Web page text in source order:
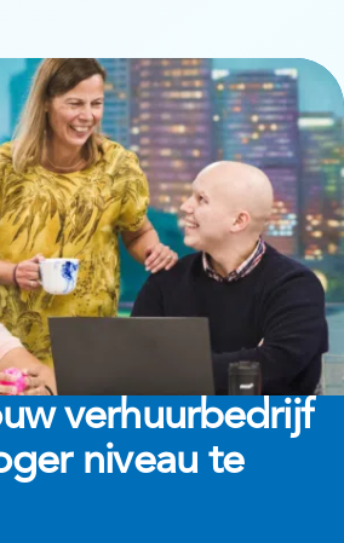
verhuurbedrijf
niveau te